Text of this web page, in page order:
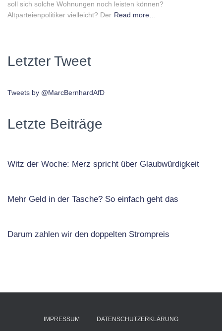
soll sich solche Wohnungen noch leisten können?
Altparteienpolitiker vielleicht? Der Read more…
Letzter Tweet
Tweets by @MarcBernhardAfD
Letzte Beiträge
Witz der Woche: Merz spricht über Glaubwürdigkeit
Mehr Geld in der Tasche? So einfach geht das
Darum zahlen wir den doppelten Strompreis
IMPRESSUM DATENSCHUTZERKLÄRUNG